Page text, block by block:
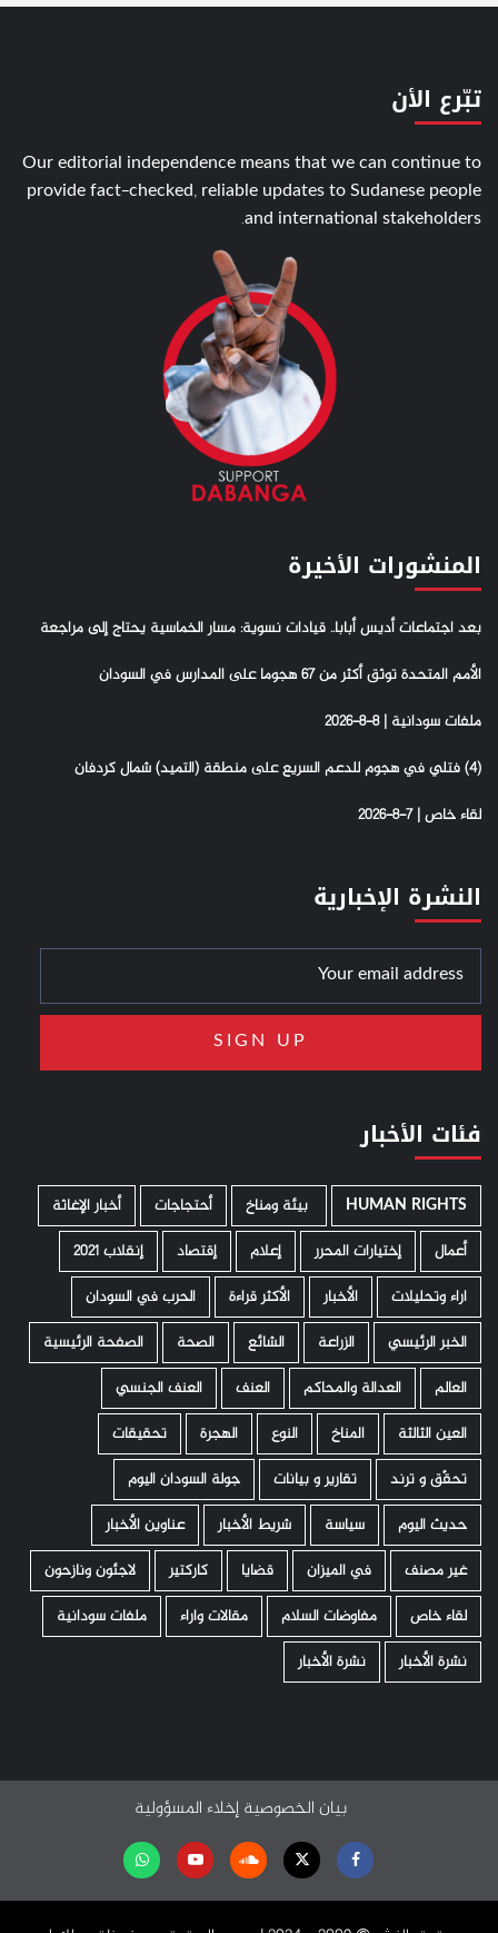
تبّرع الأن
Our editorial independence means that we can continue to
provide fact-checked, reliable updates to Sudanese people
and international stakeholders.
المنشورات الأخيرة
بعد اجتماعات أديس أبابا.. قيادات نسوية: مسار الخماسية يحتاج إلى مراجعة
الأمم المتحدة توثق أكثر من 67 هجوما على المدارس في السودان
ملفات سودانية | 8-8-2026
(4) فتلي في هجوم للدعم السريع على منطقة (التميد) شمال كردفان
لقاء خاص | 7-8-2026
النشرة الإخبارية
فئات الأخبار
HUMAN RIGHTS ­ بيئة ومناخ أحتجاجات
أخبار الإغاثة
أعمال
إختيارات المحرر إعلام إقتصاد
إنقلاب 2021
اراء وتحليلات
الأخبار الأكثر قراءة
الحرب في السودان
الخبر الرئيسي
الزراعة الشائع الصحة
الصفحة الرئيسية
العالم
العدالة والمحاكم العنف
العنف الجنسي
العين الثالثة
المناخ النوع الهجرة
تحقيقات
تحقّق و ترند
تقارير و بيانات
جولة السودان اليوم
حديث اليوم
سياسة شريط الأخبار
عناوين الأخبار
غير مصنف
في الميزان قضايا كاركتير
لاجئون ونازحون
لقاء خاص
مفاوضات السلام مقالات واراء
ملفات سودانية
نشرة الأخبار
نشرة الأخبار
بيان الخصوصية إخلاء المسؤولية
Facebook
Twitter
Soundcloud
Youtubeتابعنا